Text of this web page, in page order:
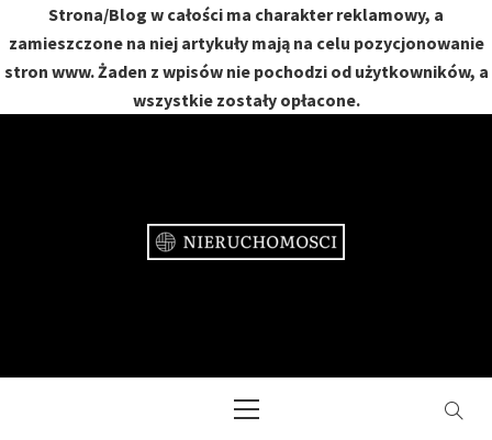
Strona/Blog w całości ma charakter reklamowy, a
zamieszczone na niej artykuły mają na celu pozycjonowanie
stron www. Żaden z wpisów nie pochodzi od użytkowników, a
wszystkie zostały opłacone.
Menu